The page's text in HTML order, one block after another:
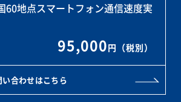
60地点スマートフォン通信速度実
95,000円（税別）
合わせはこちら